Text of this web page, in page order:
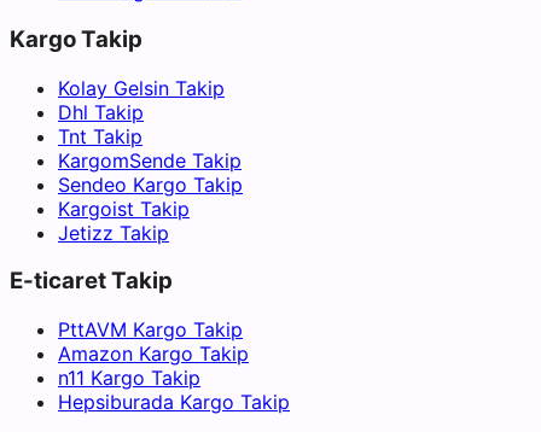
Kargo Takip
Kolay Gelsin Takip
Dhl Takip
Tnt Takip
KargomSende Takip
Sendeo Kargo Takip
Kargoist Takip
Jetizz Takip
E-ticaret Takip
PttAVM Kargo Takip
Amazon Kargo Takip
n11 Kargo Takip
Hepsiburada Kargo Takip